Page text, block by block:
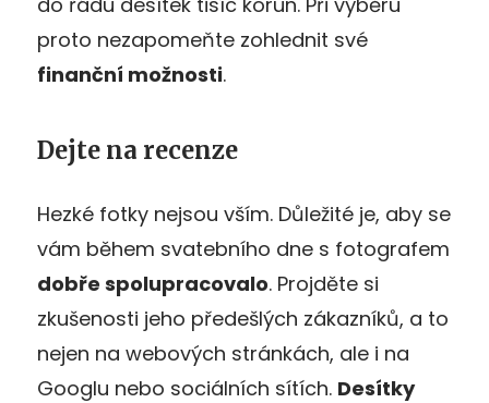
proto nezapomeňte zohlednit své
finanční možnosti.
Dejte na recenze
Hezké fotky nejsou vším. Důležité je, aby se
vám během svatebního dne s fotografem
dobře spolupracovalo. Projděte si
zkušenosti jeho předešlých zákazníků, a to
nejen na webových stránkách, ale i na
Googlu nebo sociálních sítích. Desítky